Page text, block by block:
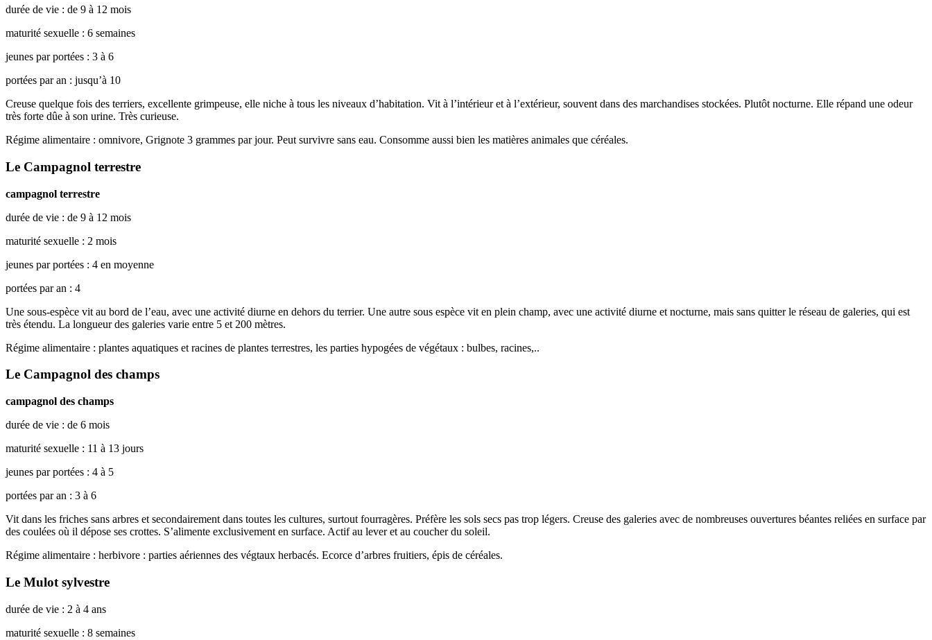
durée de vie : de 9 à 12 mois
maturité sexuelle : 6 semaines
jeunes par portées : 3 à 6
portées par an : jusqu’à 10
Creuse quelque fois des terriers, excellente grimpeuse, elle niche à tous les niveaux d’habitation. Vit à l’intérieur et à l’extérieur, souvent dans des marchandises stockées. Plutôt nocturne. Elle répand une odeur
très forte dûe à son urine. Très curieuse.
Régime alimentaire : omnivore, Grignote 3 grammes par jour. Peut survivre sans eau. Consomme aussi bien les matières animales que céréales.
Le Campagnol terrestre
campagnol terrestre
durée de vie : de 9 à 12 mois
maturité sexuelle : 2 mois
jeunes par portées : 4 en moyenne
portées par an : 4
Une sous-espèce vit au bord de l’eau, avec une activité diurne en dehors du terrier. Une autre sous espèce vit en plein champ, avec une activité diurne et nocturne, mais sans quitter le réseau de galeries, qui est
très étendu. La longueur des galeries varie entre 5 et 200 mètres.
Régime alimentaire : plantes aquatiques et racines de plantes terrestres, les parties hypogées de végétaux : bulbes, racines,..
Le Campagnol des champs
campagnol des champs
durée de vie : de 6 mois
maturité sexuelle : 11 à 13 jours
jeunes par portées : 4 à 5
portées par an : 3 à 6
Vit dans les friches sans arbres et secondairement dans toutes les cultures, surtout fourragères. Préfère les sols secs pas trop légers. Creuse des galeries avec de nombreuses ouvertures béantes reliées en surface par
des coulées où il dépose ses crottes. S’alimente exclusivement en surface. Actif au lever et au coucher du soleil.
Régime alimentaire : herbivore : parties aériennes des végtaux herbacés. Ecorce d’arbres fruitiers, épis de céréales.
Le Mulot sylvestre
durée de vie : 2 à 4 ans
maturité sexuelle : 8 semaines